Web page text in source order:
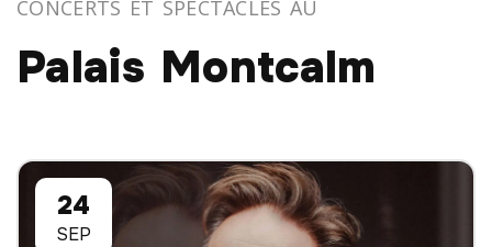
CONCERTS ET SPECTACLES AU
Palais Montcalm
24
SEP